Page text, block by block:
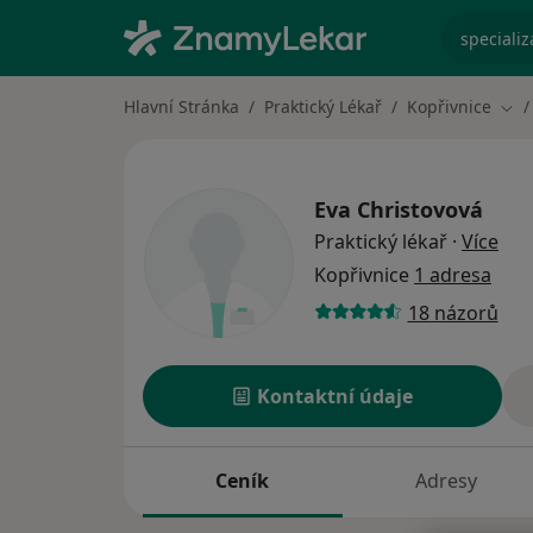
Hlavní Stránka Praktický Lékař Kopřivnice
Eva Christovová
Praktický lékař · Více
Kopřivnice 1 adresa
18 názorů
Kontaktní údaje
Ceník Adresy